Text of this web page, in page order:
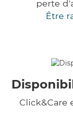
perte
Être
Click&Care